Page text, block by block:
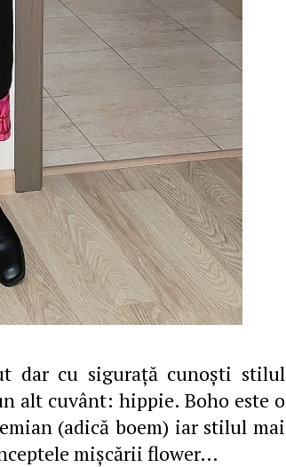
dar cu siguraţă cunoşti stilul
alt cuvânt: hippie. Boho este o
(adică boem) iar stilul mai
mişcării flower…